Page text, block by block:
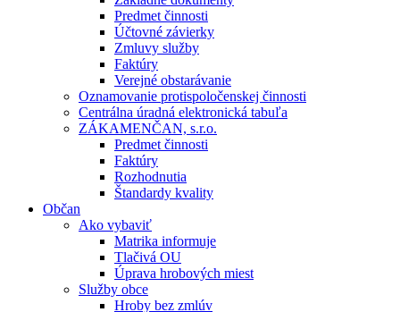
Predmet činnosti
Účtovné závierky
Zmluvy služby
Faktúry
Verejné obstarávanie
Oznamovanie protispoločenskej činnosti
Centrálna úradná elektronická tabuľa
ZÁKAMENČAN, s.r.o.
Predmet činnosti
Faktúry
Rozhodnutia
Štandardy kvality
Občan
Ako vybaviť
Matrika informuje
Tlačivá OU
Úprava hrobových miest
Služby obce
Hroby bez zmlúv